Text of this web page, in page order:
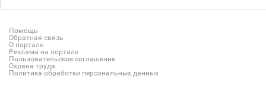
Помощь
Обратная связь
О портале
Реклама на портале
Пользовательское соглашение
Охрана труда
Политика обработки персональных данных